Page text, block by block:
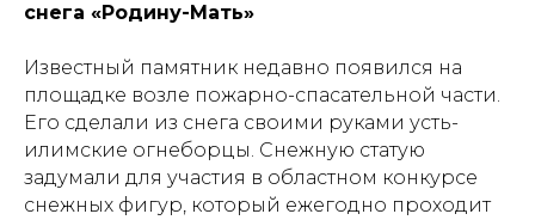
снега «Родину-Мать»
Известный памятник недавно появился на
площадке возле пожарно-спасательной части.
Его сделали из снега своими руками усть-
илимские огнеборцы. Снежную статую
задумали для участия в областном конкурсе
снежных фигур, который ежегодно проходит